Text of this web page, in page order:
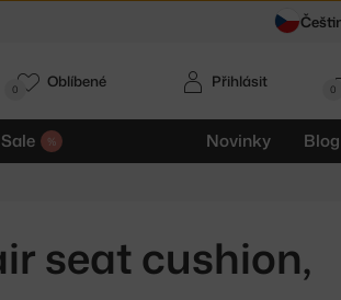
0
Novinky Blog
Přihlásit
0 Oblíbené
seat cushion,